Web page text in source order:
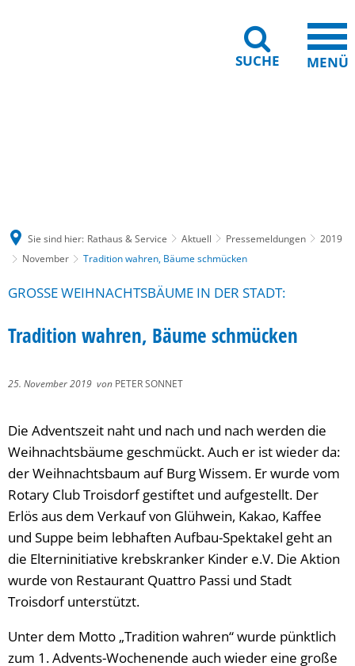
SUCHE MENÜ
Sie sind hier: Rathaus & Service Aktuell Pressemeldungen
2019
November
Tradition wahren, Bäume schmücken
GROSSE WEIHNACHTSBÄUME IN DER STADT:
Tradition wahren, Bäume schmücken
25. November 2019 von PETER SONNET
Die Adventszeit naht und nach und nach werden die
Weihnachtsbäume geschmückt. Auch er ist wieder da:
der Weihnachtsbaum auf Burg Wissem. Er wurde vom
Rotary Club Troisdorf gestiftet und aufgestellt. Der
Erlös aus dem Verkauf von Glühwein, Kakao, Kaffee
und Suppe beim lebhaften Aufbau-Spektakel geht an
die Elterninitiative krebskranker Kinder e.V. Die Aktion
wurde von Restaurant Quattro Passi und Stadt
Troisdorf unterstützt.
Unter dem Motto „Tradition wahren“ wurde pünktlich
zum 1. Advents-Wochenende auch wieder eine große